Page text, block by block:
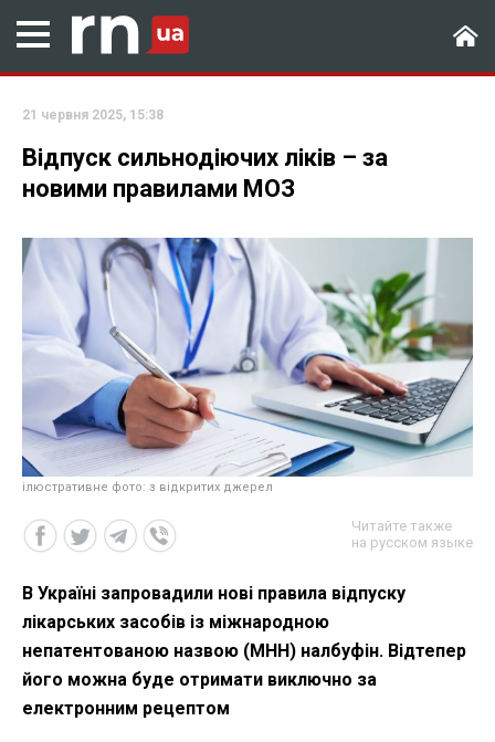
21 червня 2025, 15:38
Відпуск сильнодіючих ліків – за
новими правилами МОЗ
ілюстративне фото: з відкритих джерел
Читайте также
на русском языке
В Україні запровадили нові правила відпуску
лікарських засобів із міжнародною
непатентованою назвою (МНН) налбуфін. Відтепер
його можна буде отримати виключно за
електронним рецептом